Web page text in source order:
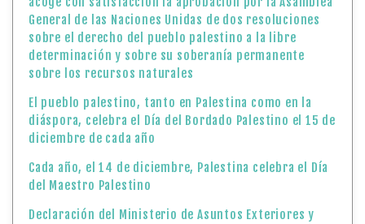
General de las Naciones Unidas de dos resoluciones
sobre el derecho del pueblo palestino a la libre
determinación y sobre su soberanía permanente
sobre los recursos naturales
El pueblo palestino, tanto en Palestina como en la
diáspora, celebra el Día del Bordado Palestino el 15 de
diciembre de cada año
Cada año, el 14 de diciembre, Palestina celebra el Día
del Maestro Palestino
Declaración del Ministerio de Asuntos Exteriores y